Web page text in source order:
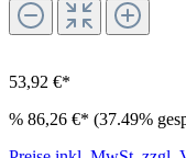
53,92 €*
% 86,26 €* (37.49%